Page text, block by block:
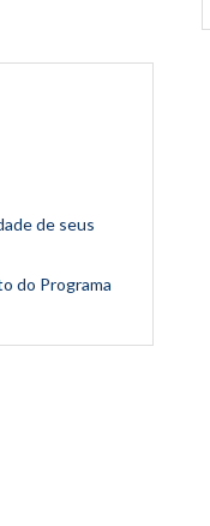
de seus
do Programa